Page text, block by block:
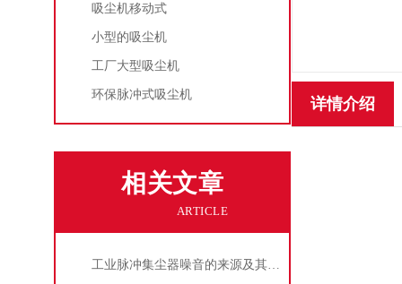
吸尘机移动式
小型的吸尘机
工厂大型吸尘机
环保脉冲式吸尘机
相关文章
ARTICLE
工业脉冲集尘器噪音的来源及其控制策略
详情介绍